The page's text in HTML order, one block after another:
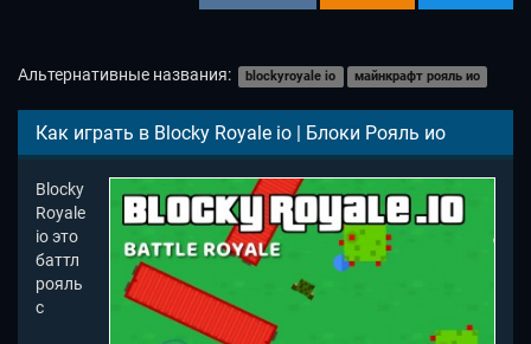
Альтернативные названия: blockyroyale io майнкрафт рояль ио
Как играть в Blocky Royale io | Блоки Рояль ио
Blocky
Royale
io это
баттл
рояль
с